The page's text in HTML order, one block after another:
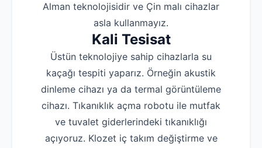
Alman teknolojisidir ve Çin malı cihazlar
asla kullanmayız.
Kali Tesisat
Üstün teknolojiye sahip cihazlarla su
kaçağı tespiti yaparız. Örneğin akustik
dinleme cihazı ya da termal görüntüleme
cihazı. Tıkanıklık açma robotu ile mutfak
ve tuvalet giderlerindeki tıkanıklığı
açıyoruz. Klozet iç takım değiştirme ve